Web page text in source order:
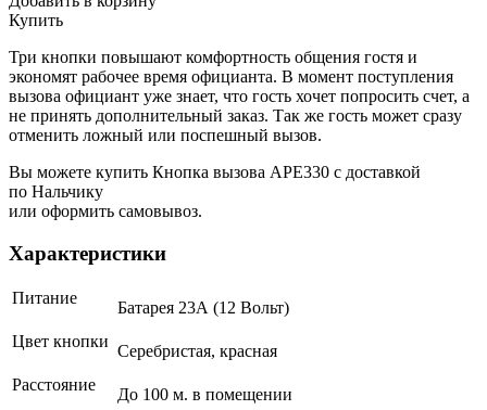
Купить
Три кнопки повышают комфортность общения гостя и
экономят рабочее время официанта. В момент поступления
вызова официант уже знает, что гость хочет попросить счет, а
не принять дополнительный заказ. Так же гость может сразу
отменить ложный или поспешный вызов.
Вы можете купить Кнопка вызова АРЕ330 с доставкой
по Нальчику
или оформить самовывоз.
Характеристики
Питание
Батарея 23А (12 Вольт)
Цвет кнопки
Серебристая, красная
Расстояние
До 100 м. в помещении